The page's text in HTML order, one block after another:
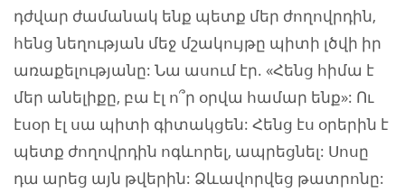
դժվար ժամանակ ենք պետք մեր ժողովրդին,
հենց նեղության մեջ մշակույթը պիտի լծվի իր
առաքելությանը: Նա ասում էր. «Հենց հիմա է
մեր անելիքը, բա էլ ո՞ր օրվա համար ենք»: Ու
էսօր էլ սա պիտի գիտակցեն: Հենց էս օրերին է
պետք ժողովրդին ոգևորել, ապրեցնել: Սոսը
դա արեց այն թվերին: Ձևավորվեց թատրոնը: